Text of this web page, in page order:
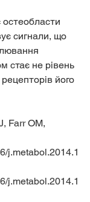
сигнали, що
стає не рівень
його
Farr OM,
j.metabol.2014.1
j.metabol.2014.1